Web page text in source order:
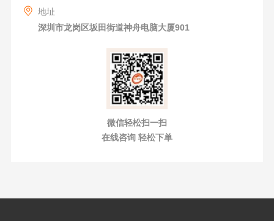
地址
深圳市龙岗区坂田街道神舟电脑大厦901
微信轻松扫一扫
在线咨询 轻松下单